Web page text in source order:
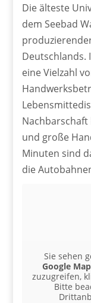
Die älteste
dem Seebad
Deutschlands.
eine Vielzahl
und große
Minuten sind
die
Sie sehen
Google
zuzugreifen,
Bitte